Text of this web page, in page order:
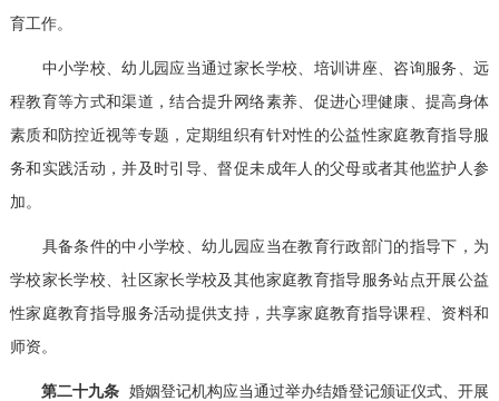
育工作。
中小学校、幼儿园应当通过家长学校、培训讲座、咨询服务、远
程教育等方式和渠道，结合提升网络素养、促进心理健康、提高身体
素质和防控近视等专题，定期组织有针对性的公益性家庭教育指导服
务和实践活动，并及时引导、督促未成年人的父母或者其他监护人参
加。
具备条件的中小学校、幼儿园应当在教育行政部门的指导下，为
学校家长学校、社区家长学校及其他家庭教育指导服务站点开展公益
性家庭教育指导服务活动提供支持，共享家庭教育指导课程、资料和
师资。
第二十九条 婚姻登记机构应当通过举办结婚登记颁证仪式、开展